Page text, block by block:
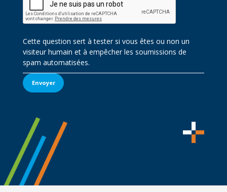
Cette question sert à tester si vous êtes ou non un
visiteur humain et à empêcher les soumissions de
spam automatisées.
Envoyer